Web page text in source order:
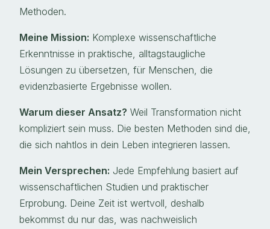
Methoden.
Meine Mission: Komplexe wissenschaftliche
Erkenntnisse in praktische, alltagstaugliche
Lösungen zu übersetzen, für Menschen, die
evidenzbasierte Ergebnisse wollen.
Warum dieser Ansatz? Weil Transformation nicht
kompliziert sein muss. Die besten Methoden sind die,
die sich nahtlos in dein Leben integrieren lassen.
Mein Versprechen: Jede Empfehlung basiert auf
wissenschaftlichen Studien und praktischer
Erprobung. Deine Zeit ist wertvoll, deshalb
bekommst du nur das, was nachweislich